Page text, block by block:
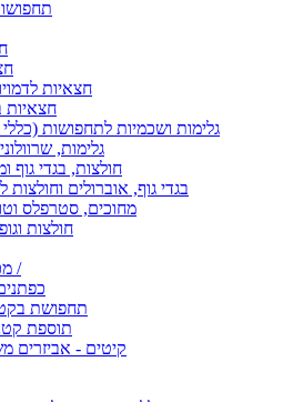
חצאיות
חצאיות
גלימות ושכמיות לתחפושות (כללי
גלימות,
חולצות, בגדי גוף
בגדי גוף, אוברולים וחולצות
מחוכים, סטרפלס
חולצות
מכנסיים לתחפושות /
תחפושת
תוספת
קיטים - אביזרים